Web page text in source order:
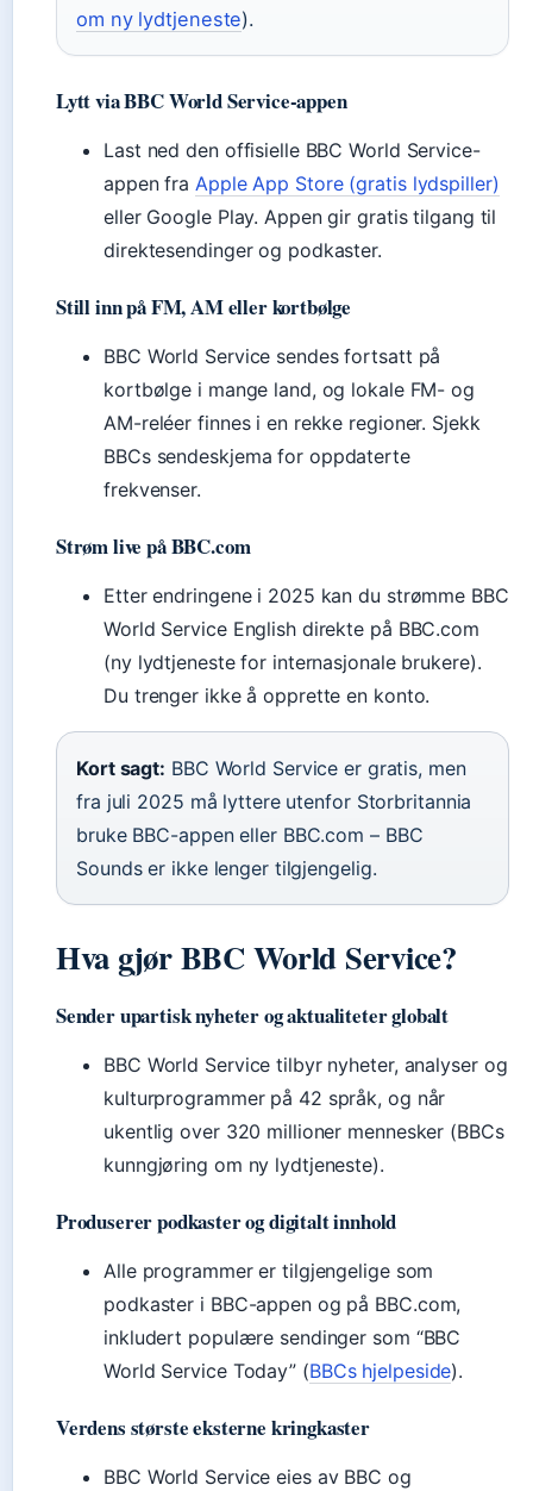
om ny lydtjeneste).
Lytt via BBC World Service-appen
Last ned den offisielle BBC World Service-
appen fraApple App Store (gratis lydspiller)
eller Google Play. Appen gir gratis tilgang til
direktesendinger og podkaster.
Still inn på FM, AM eller kortbølge
BBC World Service sendes fortsatt på
kortbølge i mange land, og lokale FM- og
AM-reléer finnes i en rekke regioner. Sjekk
BBCs sendeskjema for oppdaterte
frekvenser.
Strøm live på BBC.com
Etter endringene i 2025 kan du strømme BBC
World Service English direkte på BBC.com
(ny lydtjeneste for internasjonale brukere).
Du trenger ikke å opprette en konto.
Kort sagt: BBC World Service er gratis, men
fra juli 2025 må lyttere utenfor Storbritannia
bruke BBC-appen eller BBC.com – BBC
Sounds er ikke lenger tilgjengelig.
Hva gjør BBC World Service?
Sender upartisk nyheter og aktualiteter globalt
BBC World Service tilbyr nyheter, analyser og
kulturprogrammer på 42 språk, og når
ukentlig over 320 millioner mennesker (BBCs
kunngjøring om ny lydtjeneste).
Produserer podkaster og digitalt innhold
Alle programmer er tilgjengelige som
podkaster i BBC-appen og på BBC.com,
inkludert populære sendinger som “BBC
World Service Today” (BBCs hjelpeside).
Verdens største eksterne kringkaster
BBC World Service eies av BBC og